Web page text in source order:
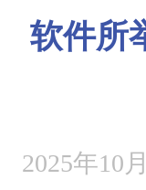
软件所
2025年10